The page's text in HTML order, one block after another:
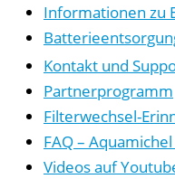
Informationen zu
Kontakt und
Partnerprogramm
Filterwechsel-
FAQ –
Videos auf